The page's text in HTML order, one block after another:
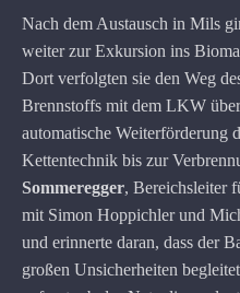
Nach dem Austausch in Mils
weiter zur Exkursion ins
Dort verfolgten sie den Weg
Brennstoffs mit dem LKW
automatische Weiterförderung
Kettentechnik bis zur
Sommeregger, Bereichsleiter
mit Simon Hoppichler und
und erinnerte daran, dass der
großen Unsicherheiten